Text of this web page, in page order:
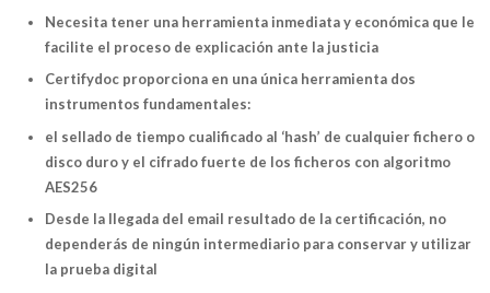
Necesita tener una herramienta inmediata y económica que le
facilite el proceso de explicación ante la justicia
Certifydoc proporciona en una única herramienta dos
instrumentos fundamentales:
el sellado de tiempo cualificado al ‘hash’ de cualquier fichero o
disco duro y el cifrado fuerte de los ficheros con algoritmo
AES256
Desde la llegada del email resultado de la certificación, no
dependerás de ningún intermediario para conservar y utilizar
la prueba digital